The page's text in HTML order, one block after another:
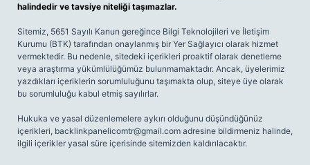
halindedir ve tavsiye niteliği taşımazlar.
Sitemiz, 5651 Sayılı Kanun gereğince Bilgi Teknolojileri ve İletişim
Kurumu (BTK) tarafından onaylanmış bir Yer Sağlayıcı olarak hizmet
vermektedir. Bu nedenle, sitedeki içerikleri proaktif olarak denetleme
veya araştırma yükümlülüğümüz bulunmamaktadır. Ancak, üyelerimiz
yazdıkları içeriklerin sorumluluğunu taşımakta olup, siteye üye olarak
bu sorumluluğu kabul etmiş sayılırlar.
Hukuka ve yasal düzenlemelere aykırı olduğunu düşündüğünüz
içerikleri, backlinkpanelicomtr@gmail.com adresine bildirmeniz halinde,
ilgili içerikler yasal süre içerisinde sitemizden kaldırılacaktır.